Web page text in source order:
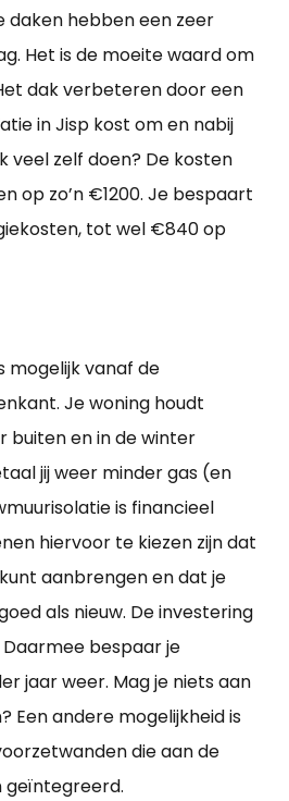
daken hebben een zeer
Het is de moeite waard om
dak verbeteren door een
in Jisp kost om en nabij
veel zelf doen? De kosten
op zo’n €1200. Je bespaart
tot wel €840 op
mogelijk vanaf de
Je woning houdt
buiten en in de winter
jij weer minder gas (en
is financieel
hiervoor te kiezen zijn dat
aanbrengen en dat je
als nieuw. De investering
Daarmee bespaar je
jaar weer. Mag je niets aan
Een andere mogelijkheid is
die aan de
geïntegreerd.